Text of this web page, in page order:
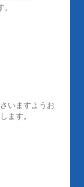
いますようお
ます。